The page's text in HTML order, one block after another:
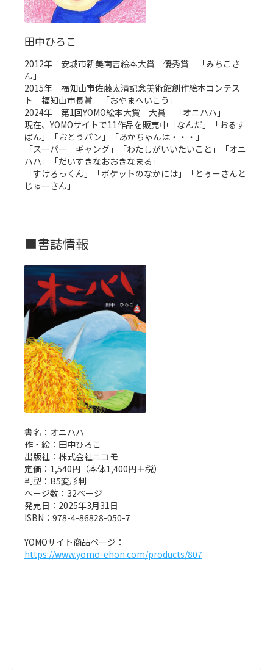
田中ひろこ
2012年 安城市新美南吉絵本大賞 優秀賞 「みちこさ
ん」
2015年 福知山市佐藤太清記念美術館創作絵本コンテス
ト 福知山市長賞 「おやまへいこう」
2024年 第1回YOMO絵本大賞 大賞 「オニハハ」
現在、YOMOサイトで11作品を販売中「なんだ」「おるす
ばん」「おとうパン」「あかちゃんは・・・」
「スーパー ギャング」「わたしがいいたいこと」「オニ
ハハ」「だいすきなおおきなまる」
「すけろっくん」「ポケットのなかには」「とぅーさんと
じゅーさん」
■書誌情報
書名：オニハハ
作・絵：田中ひろこ
出版社：株式会社ニコモ
定価：1,540円（本体1,400円＋税）
判型：B5変形判
ページ数：32ページ
発売日：2025年3月31日
ISBN：978-4-86828-050-7
YOMOサイト商品ページ：
https://www.yomo-ehon.com/products/807